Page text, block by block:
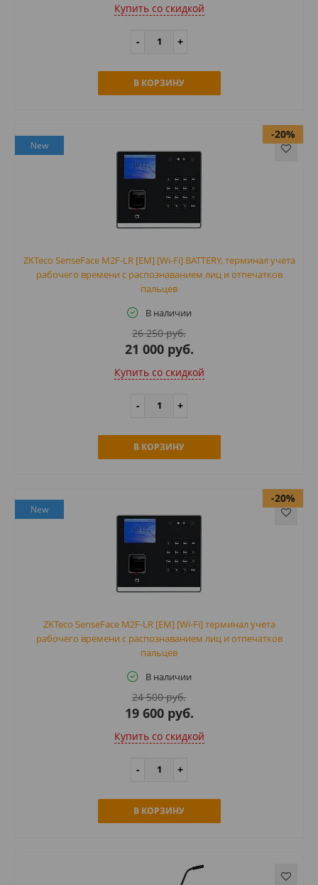
Купить cо скидкой
В КОРЗИНУ
New
ZKTeco SenseFace M2F-LR [EM] [Wi-Fi] BATTERY, терминал учета
рабочего времени с распознаванием лиц и отпечатков
пальцев
В наличии
-20%
26 250 руб.
21 000 руб.
Купить cо скидкой
В КОРЗИНУ
New
ZKTeco SenseFace M2F-LR [EM] [Wi-Fi] терминал учета
рабочего времени с распознаванием лиц и отпечатков
пальцев
В наличии
-20%
24 500 руб.
19 600 руб.
Купить cо скидкой
В КОРЗИНУ